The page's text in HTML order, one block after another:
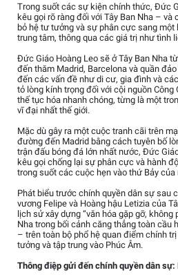
Trong suốt các sự kiện chính thức, Đức
kêu gọi rõ ràng đối với Tây Ban Nha – và
bỏ hệ tư tưởng và sự phân cực sang một
trung tâm, thông qua các giá trị như tình
Đức Giáo Hoàng Leo sẽ ở Tây Ban Nha
đến thăm Madrid, Barcelona và quần
đến các vấn đề như di cư, gia đình và
tỏ lòng kính trọng đối với cội nguồn
thế tục hóa nhanh chóng, từng là một
vĩ đại nhất thế giới.
Mặc dù gây ra một cuộc tranh cãi trên
đường đến Madrid bằng cách tuyên bố
trận đấu bóng đá lớn nhất nước, Đức
kêu gọi chống lại sự phân cực và hành
trong suốt các cuộc hẹn vào thứ Bảy của
Phát biểu trước chính quyền dân sự sau
vương Felipe và Hoàng hậu Letizia của
lịch sử xây dựng “văn hóa gặp gỡ, không
Nha trong bối cảnh căng thẳng toàn cầu
– trên toàn bộ phổ hệ quan điểm chính
tưởng và tập trung vào Phúc Âm.
Thông điệp gửi đến chính quyền dân